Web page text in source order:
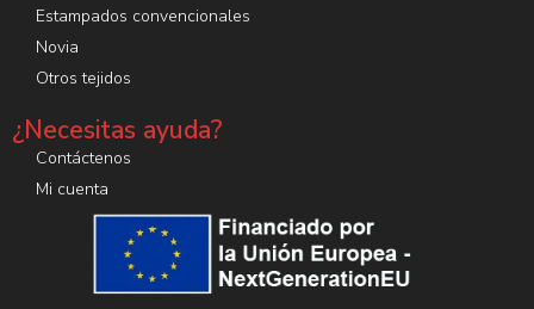
Estampados convencionales
Novia
Otros tejidos
¿Necesitas ayuda?
Contáctenos
Mi cuenta